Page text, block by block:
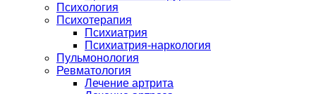
Психология
Психотерапия
Психиатрия
Психиатрия-наркология
Пульмонология
Ревматология
Лечение артрита